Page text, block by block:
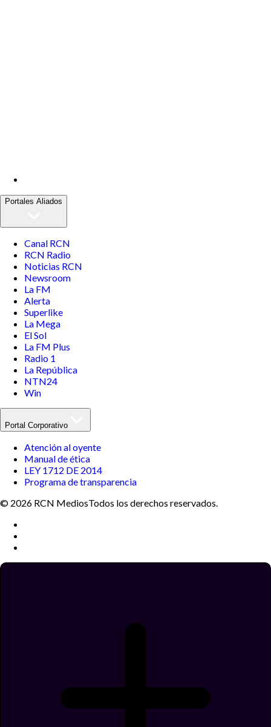
Portales Aliados
Canal RCN
RCN Radio
Noticias RCN
Newsroom
La FM
Alerta
Superlike
La Mega
El Sol
La FM Plus
Radio 1
La República
NTN24
Win
Portal Corporativo
Atención al oyente
Manual de ética
LEY 1712 DE 2014
Programa de transparencia
© 2026 RCN MediosTodos los derechos reservados.